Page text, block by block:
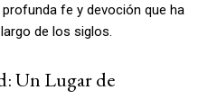
fe y devoción que ha
de los siglos.
Un Lugar de